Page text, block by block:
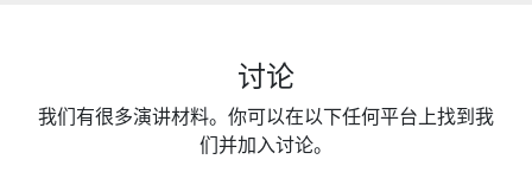
讨论
我们有很多演讲材料。你可以在以下任何平台上找到我
们并加入讨论。